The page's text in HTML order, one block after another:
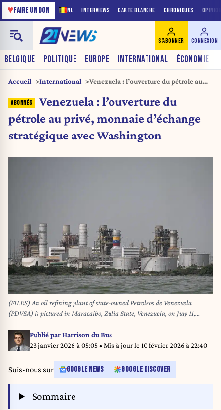
NL INTERVIEWS CARTE BLANCHE CHRONIQUES
♥FAIRE UN DON
BELGIQUE POLITIQUE EUROPE INTERNATIONAL ÉCONOMIE
S'ABONNER CONNEXION
Accueil International
Venezuela : l’ouverture du pétrole au
avec Washington
Venezuela : l’ouverture du
pétrole au privé, monnaie d’échange
stratégique avec Washington
(FILES) An oil refining plant of state-owned Petroleos de Venezuela
(PDVSA) is pictured in Maracaibo, Zulia State, Venezuela, on July 11,
2024. The United States on January 7, 2026, seized a Russian-flagged oil
tanker in the North Atlantic after pursuing it from off the coast of
Venezuela, in an operation condemned by Moscow. After the operation,
was in full effect "anywhere in the world." Federico PARRA / AFP
Publié parHarrison du Bus
23 janvier 2026 à 05:05 • Mis à jour le 10 février 2026 à 22:40
Suis-nous sur GOOGLE NEWS GOOGLE DISCOVER
Sommaire